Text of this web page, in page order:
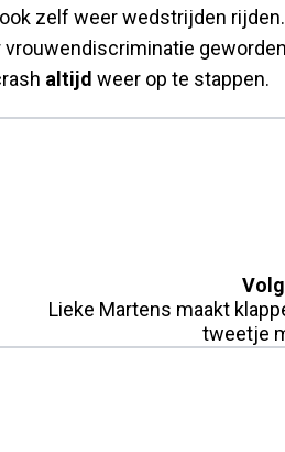
zelf weer wedstrijden
altijd weer op te stappen.
Lieke Martens maakt
tweetje